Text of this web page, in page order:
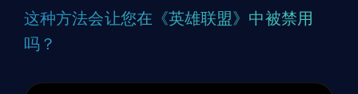
这种方法会让您在《英雄联盟》中被禁用
吗？